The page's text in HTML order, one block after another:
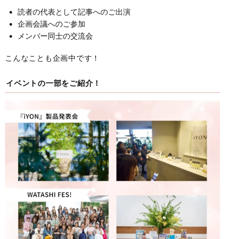
読者の代表として記事へのご出演
企画会議へのご参加
メンバー同士の交流会
こんなことも企画中です！
イベントの一部をご紹介！